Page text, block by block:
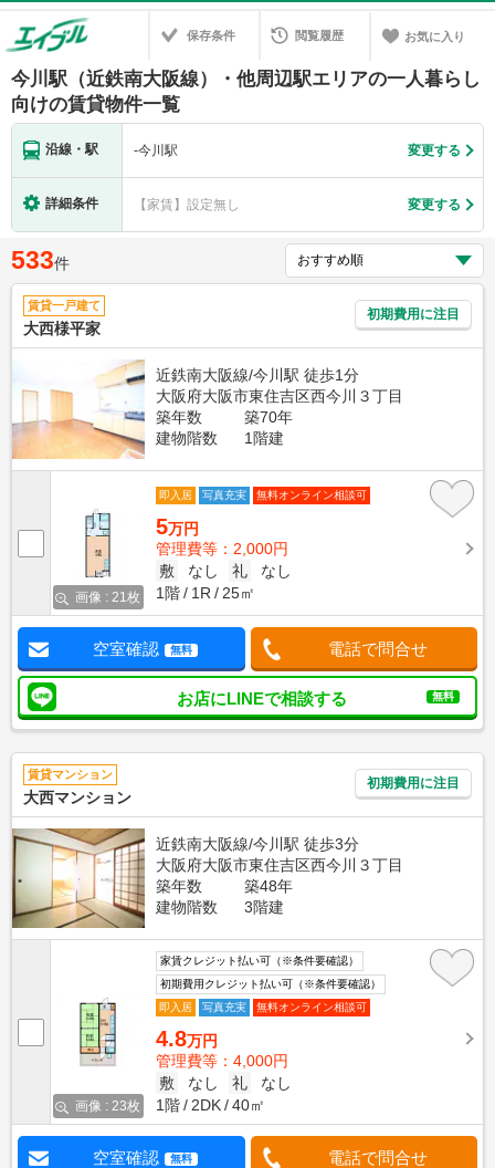
保存条件 閲覧履歴 お気に入り
今川駅（近鉄南大阪線）・他周辺駅エリアの一人暮らし
向けの賃貸物件一覧
沿線・駅 -今川駅 変更する
詳細条件 【家賃】設定無し 変更する
533件
賃貸一戸建て
大西様平家
初期費用に注目
近鉄南大阪線/今川駅 徒歩1分
大阪府大阪市東住吉区西今川３丁目
築年数
築70年
建物階数
1階建
画像 : 21枚
即入居 写真充実 無料オンライン相談可
5万円
管理費等：2,000円
敷
なし 礼
なし
1階
1R 25㎡
空室確認 無料 電話で問合せ
お店にLINEで相談する 無料
賃貸マンション
大西マンション
初期費用に注目
近鉄南大阪線/今川駅 徒歩3分
大阪府大阪市東住吉区西今川３丁目
築年数
築48年
建物階数
3階建
画像 : 23枚
家賃クレジット払い可（※条件要確認）
初期費用クレジット払い可（※条件要確認）
即入居
写真充実 無料オンライン相談可
4.8万円
管理費等：4,000円
敷
なし 礼
なし
1階
2DK 40㎡
空室確認 無料 電話で問合せ